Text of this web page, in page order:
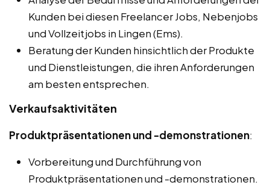
Kunden bei diesen Freelancer Jobs, Nebenjobs
und Vollzeitjobs in Lingen (Ems).
Beratung der Kunden hinsichtlich der Produkte
und Dienstleistungen, die ihren Anforderungen
am besten entsprechen.
Verkaufsaktivitäten
Produktpräsentationen und -demonstrationen:
Vorbereitung und Durchführung von
Produktpräsentationen und -demonstrationen.